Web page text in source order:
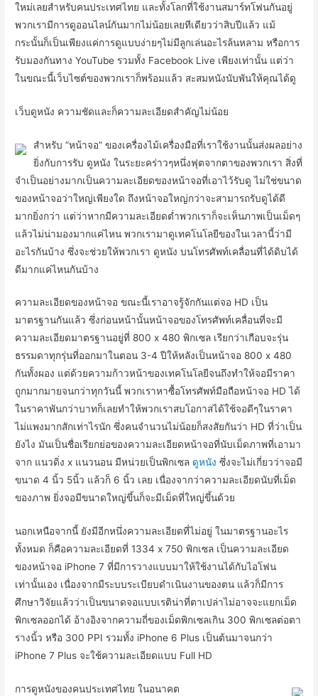
ใหม่เลยสำหรับคนประเทศไทย และทั้งโลกที่ใช้งานสมาร์ทโฟนกันอยู่
พวกเรามีการดูออนไลน์กันมากไม่น้อยเลยทีเดียวว่าสิบปีแล้ว แม้
กระนั้นก็เป็นเพียงแค่การดูแบบง่ายๆไม่มีลูกเล่นอะไรล้นหลาม หรือการ
รับมองกันทาง YouTube รวมทั้ง Facebook Live เพียงเท่านั้น แต่ว่า
ในขณะนี้เว็บไซต์ของพวกเราก็พร้อมแล้ว สะสมหนังนับพันให้คุณได้ดู
เว็บดูหนัง ความชัดและก็ความละเอียดสำคัญไม่น้อย
สำหรับ “หน้าจอ” ของเครื่องไม้เครื่องมือที่เราใช้งานนั้นส่งผลอย่าง
ยิ่งกับการรับ ดูหนัง ในระยะคร่าวๆหนึ่งฟุตจากตาของพวกเรา สิ่งที่
จำเป็นอย่างมากเป็นความละเอียดของหน้าจอที่เอาไว้รับดู ไม่ใช่ขนาด
ของหน้าจอว่าใหญ่เพียงใด ถึงหน้าจอใหญ่กว่าจะสามารถรับดูได้ดี
มากยิ่งกว่า แต่ว่าหากมีความละเอียดต่ำพวกเราก็จะเห็นภาพเป็นเม็ดๆ
แล้วไม่น่ามองมากแค่ไหน พวกเรามาดูเทคโนโลยีของในเวลานี้ว่ามี
อะไรกันบ้าง ซึ่งจะช่วยให้พวกเรา ดูหนัง บนโทรศัพท์เคลื่อนที่ได้ดิบได้
ดีมากแค่ไหนกันบ้าง
ความละเอียดของหน้าจอ ขณะนี้เราอาจรู้จักกันแต่จอ HD เป็น
มาตรฐานกันแล้ว ซึ่งก่อนหน้านั้นหน้าจอของโทรศัพท์เคลื่อนที่จะมี
ความละเอียดมาตรฐานอยู่ที่ 800 x 480 พิกเซล เรียกว่าเกือบจะรุ่น
ธรรมดาทุกรุ่นที่ออกมาในตอน 3-4 ปีให้หลังเป็นหน้าจอ 800 x 480
กันทั้งผอง แต่ด้วยความก้าวหน้าของเทคโนโลยีจนถึงทำให้จอมีราคา
ถูกมากมายจนกว่าทุกวันนี้ พวกเราหาซื้อโทรศัพท์มือถือหน้าจอ HD ได้
ในราคาพันกว่าบาทก็เลยทำให้พวกเราสบโอกาสได้ใช้จอดีๆในราคา
ไม่แพงมากสักเท่าไรนัก ซึ่งคนจำนวนไม่น้อยก็สงสัยกันว่า HD ที่ว่าเป็น
ยังไง มันเป็นชื่อเรียกย่อของความละเอียดหน้าจอที่นับเม็ดภาพที่เอามา
จาก แนวดิ่ง x แนวนอน มีหน่วยเป็นพิกเซล ดูหนัง ซึ่งจะไม่เกี่ยวว่าจอมี
ขนาด 4 นิ้ว 5นิ้ว แล้วก็ 6 นิ้ว เลย เนื่องจากว่าความละเอียดนับที่เม็ด
ของภาพ ยิ่งจอมีขนาดใหญ่ขึ้นก็จะมีเม็ดที่ใหญ่ขึ้นด้วย
นอกเหนือจากนี้ ยังมีอีกหนึ่งความละเอียดที่ไม่อยู่ ในมาตรฐานอะไร
ทั้งหมด ก็คือความละเอียดที่ 1334 x 750 พิกเซล เป็นความละเอียด
ของหน้าจอ iPhone 7 ที่มีการวางแบบมาให้ใช้งานได้กับไอโฟน
เท่านั้นเอง เนื่องจากมีระบบระเบียบดำเนินงานของตน แล้วก็มีการ
ศึกษาวิจัยแล้วว่าเป็นขนาดจอแบบเรติน่าที่ตาเปล่าไม่อาจจะแยกเม็ด
พิกเซลออกได้ อ้างอิงจากความถี่ของเม็ดพิกเซลเกิน 300 พิกเซลต่อตา
รางนิ้ว หรือ 300 PPI รวมทั้ง iPhone 6 Plus เป็นต้นมาจนกว่า
iPhone 7 Plus จะใช้ความละเอียดแบบ Full HD
การดูหนังของคนประเทศไทย ในอนาคต